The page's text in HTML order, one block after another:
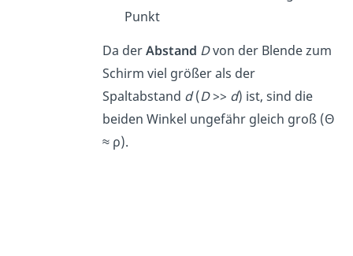
Punkt
Da derAbstand Dvon der Blende zum
Schirm viel größer als der
Spaltabstand d(D>> d) ist, sind die
beiden Winkel ungefähr gleich groß (Θ
≈ ρ).